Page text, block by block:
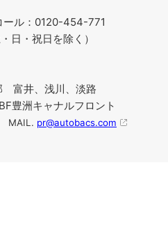
ール：0120-454-771
・祝日を除く）
富井、浅川、淡路
洲キャナルフロント
MAIL. pr@autobacs.com